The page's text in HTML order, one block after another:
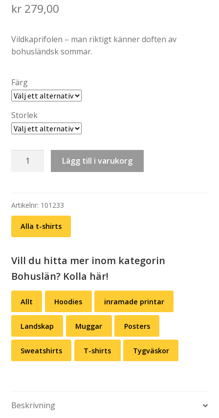
kr279,00
Vildkaprifolen – man riktigt känner doften av
bohusländsk sommar.
Färg
Storlek
Kaprifol
(välj
färg)
Lägg till i varukorg
Artikelnr: 101233
Alla t-shirts
Vill du hitta mer inom kategorin
Bohuslän? Kolla här!
Allt Hoodies inramade printar
Landskap Muggar Posters
Sweatshirts T-shirts Tygväskor
Beskrivning